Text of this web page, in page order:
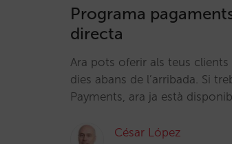
Programa
directa
Ara pots oferir als teus
dies abans de l’arribada. Si
Payments, ara ja està
César López